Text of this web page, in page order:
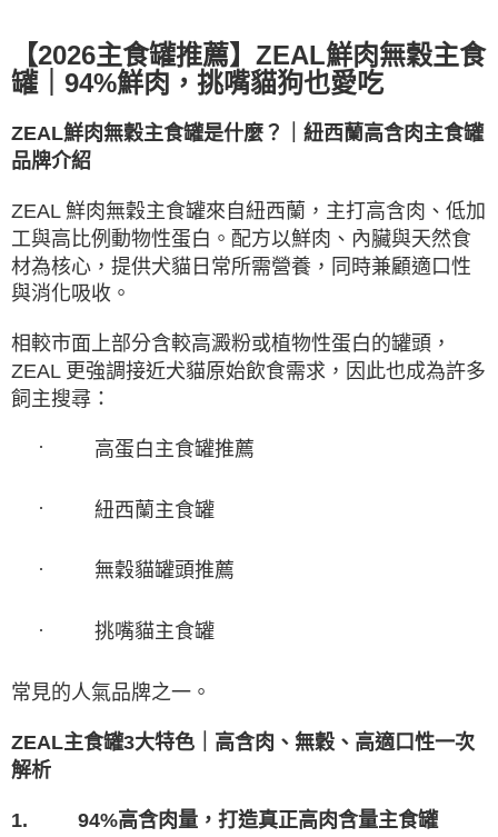
【2026主食罐推薦】 ZEAL鮮肉無穀主食
罐｜ 94%鮮肉，挑嘴貓狗也愛吃
ZEAL鮮肉無穀主食罐是什麼？｜紐西蘭高含肉主食罐
品牌介紹
ZEAL 鮮肉無穀主食罐來自紐西蘭，主打高含肉、低加
工與高比例動物性蛋白。配方以鮮肉、內臟與天然食
材為核心，提供犬貓日常所需營養，同時兼顧適口性
與消化吸收。
相較市面上部分含較高澱粉或植物性蛋白的罐頭，
ZEAL 更強調接近犬貓原始飲食需求，因此也成為許多
飼主搜尋：
· 高蛋白主食罐推薦
· 紐西蘭主食罐
· 無穀貓罐頭推薦
· 挑嘴貓主食罐
常見的人氣品牌之一。
ZEAL主食罐3大特色｜高含肉、無穀、高適口性一次
解析
1. 94%高含肉量，打造真正高肉含量主食罐